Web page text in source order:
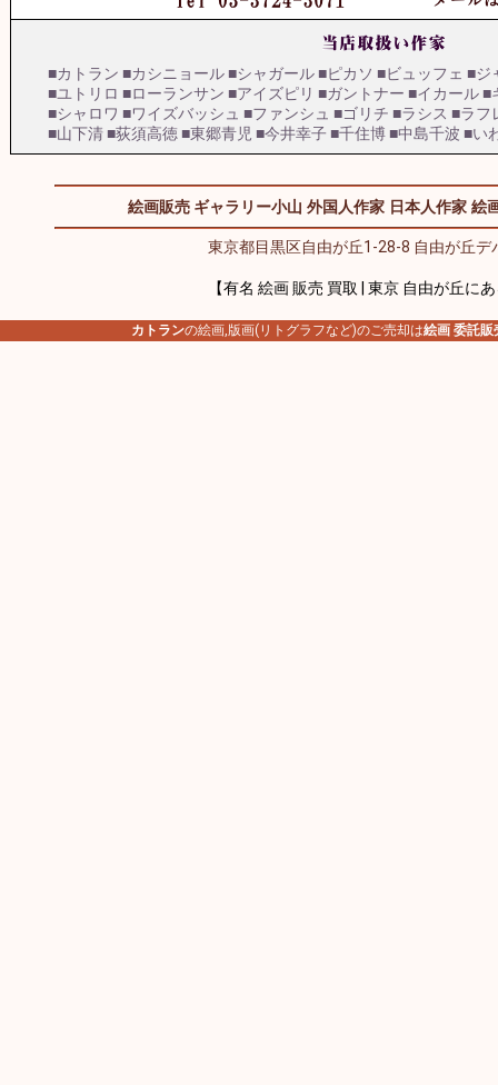
■カトラン ■カシニョール■シャガール■ピカソ ■ビュッフェ ■ジ
■ユトリロ ■ローランサン ■アイズピリ ■ガントナー ■イカール■
■シャロワ ■ワイズバッシュ ■ファンシュ ■ゴリチ ■ラシス ■ラフ
■山下清■荻須高徳■東郷青児 ■今井幸子■千住博■中島千波 ■い
絵画販売 ギャラリー小山 外国人作家 日本人作家 絵
東京都目黒区自由が丘1-28-8 自由が丘デ
【有名 絵画 販売 買取 | 東京 自由が丘に
カトランの絵画,版画(リトグラフなど)のご売却は絵画 委託販